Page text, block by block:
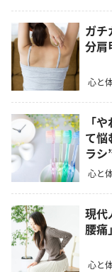
ガチ
分肩
心と
「
て
ラ
心と
現代
腰痛
心と